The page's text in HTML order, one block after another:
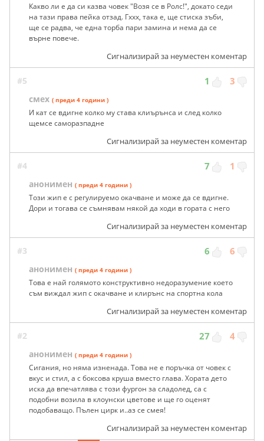
Какво ли е да си казва човек "Возя се в Ролс!", докато седи
на тази права пейка отзад. Гххх, така е, ще стиска зъби,
ще се радва, че една торба пари замина и нема да се
върне повече.
Сигнализирай за неуместен коментар
#5 1 3
смех ( преди 4 години )
И кат се вдигне колко му става клиърънса и след колко
щемсе саморазпадне
Сигнализирай за неуместен коментар
#4 7 1
анонимен ( преди 4 години )
Този жип е с регулируемо окачване и може да се вдигне.
Дори и тогава се съмнявам някой да ходи в гората с него
Сигнализирай за неуместен коментар
#3 6 6
анонимен ( преди 4 години )
Това е най голямото конструктивно недоразумение което
съм виждал жип с окачване и клирънс на спортна кола
Сигнализирай за неуместен коментар
#2 27 4
анонимен ( преди 4 години )
Сигания, но няма изненада. Това не е поръчка от човек с
вкус и стил, а с боксова круша вместо глава. Хората дето
иска да впечатлява с този фургон за сладолед, са с
подобни возила в клоунски цветове и ще го оценят
подобаващо. Пълен цирк и..аз се смея!
Сигнализирай за неуместен коментар